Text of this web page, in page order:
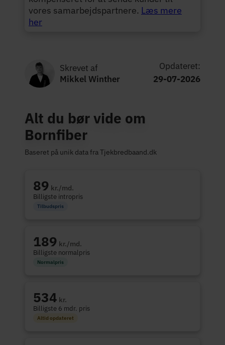
vores samarbejdspartnere. Læs mere
her
Skrevet af
Mikkel Winther
Opdateret:
29-07-2026
Alt du bør vide om
Bornfiber
Baseret på unik data fra Tjekbredbaand.dk
89 kr./md.
Billigste intropris
Tilbudspris
189 kr./md.
Billigste normalpris
Normalpris
534 kr.
Billigste 6 mdr. pris
Altid opdateret